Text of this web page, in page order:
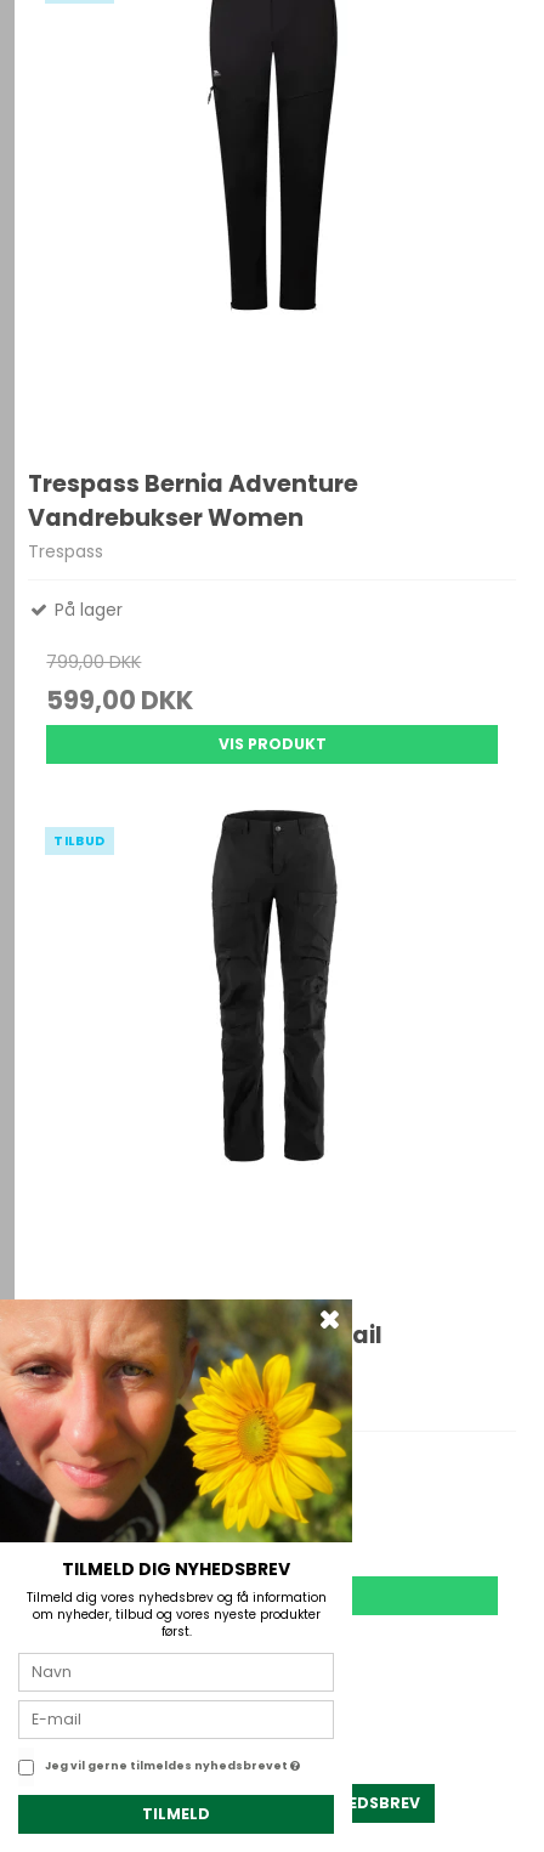
Trespass Bernia Adventure
Vandrebukser Women
Trespass
På lager
799,00 DKK
599,00 DKK
VIS PRODUKT
TILBUD
Fjällräven Abisko Hybrid Trail
Vandrebukser Women
Fjällräven
På lager
1.799,00 DKK
1.440,00 DKK
VIS PRODUKT
TILBUD
TILMELD DIG NYHEDSBREV
Tilmeld dig vores nyhedsbrev og få information
om nyheder, tilbud og vores nyeste produkter
først.
Jeg vil gerne tilmeldes nyhedsbrevet
TILMELD
TILMELD NYHEDSBREV